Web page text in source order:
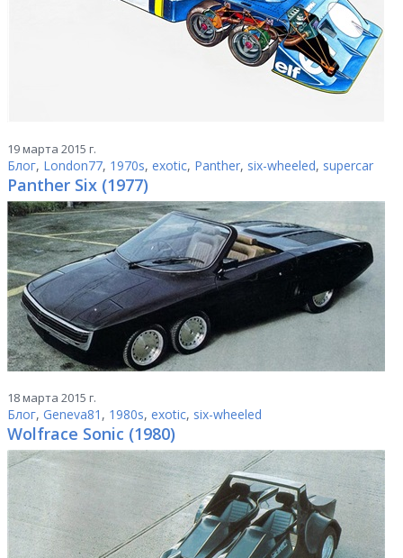
19 марта 2015 г.
Блог, London77, 1970s, exotic, Panther, six-wheeled, supercar
Panther Six (1977)
18 марта 2015 г.
Блог, Geneva81 , 1980s, exotic, six-wheeled
Wolfrace Sonic (1980)